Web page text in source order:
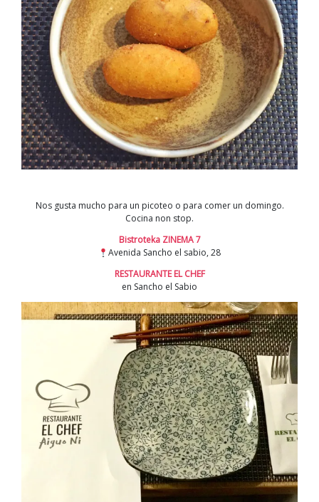
Nos gusta mucho para un picoteo o para comer un domingo.
Cocina non stop.
Bistroteka ZINEMA 7
Avenida Sancho el sabio, 28
RESTAURANTE EL CHEF
en Sancho el Sabio